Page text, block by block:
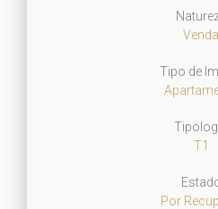
Venda
Tipo de
T1
Por